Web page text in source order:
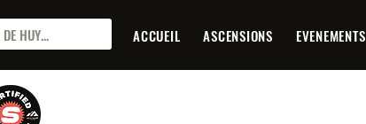
HUY... ACCUEIL ASCENSIONS EVENEMENTS